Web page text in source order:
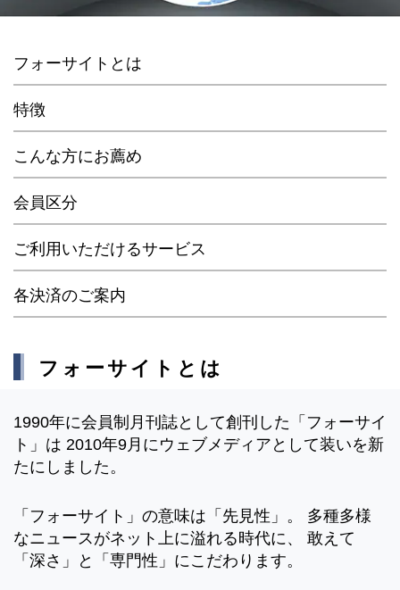
フォーサイトとは
特徴
こんな方にお薦め
会員区分
ご利用いただけるサービス
各決済のご案内
フォーサイトとは
1990年に会員制月刊誌として創刊した「フォーサイ
ト」は 2010年9月にウェブメディアとして装いを新
たにしました。
「フォーサイト」の意味は「先見性」。 多種多様
なニュースがネット上に溢れる時代に、 敢えて
「深さ」と「専門性」にこだわります。